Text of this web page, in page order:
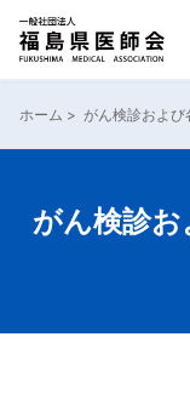
ホーム > がん検診および
がん検診お